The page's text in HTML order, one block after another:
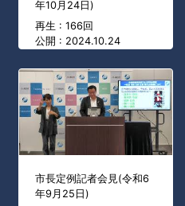
年10月24日)
再生 : 166回
公開 : 2024.10.24
市長定例記者会見(令和6
年9月25日)